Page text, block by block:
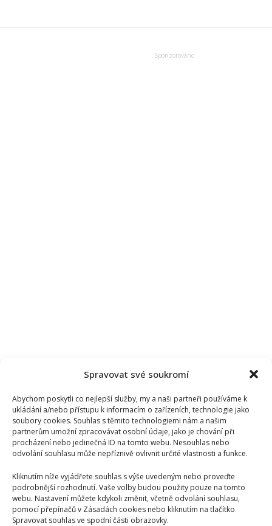
Spravovat své soukromí
Abychom poskytli co nejlepší služby, my a naši partneři používáme k
ukládání a/nebo přístupu k informacím o zařízeních, technologie jako
soubory cookies. Souhlas s těmito technologiemi nám a našim
partnerům umožní zpracovávat osobní údaje, jako je chování při
procházení nebo jedinečná ID na tomto webu. Nesouhlas nebo
odvolání souhlasu může nepříznivě ovlivnit určité vlastnosti a funkce.
Kliknutím níže vyjádřete souhlas s výše uvedeným nebo proveďte
podrobnější rozhodnutí. Vaše volby budou použity pouze na tomto
webu. Nastavení můžete kdykoli změnit, včetně odvolání souhlasu,
pomocí přepínačů v Zásadách cookies nebo kliknutím na tlačítko
Spravovat souhlas ve spodní části obrazovky.